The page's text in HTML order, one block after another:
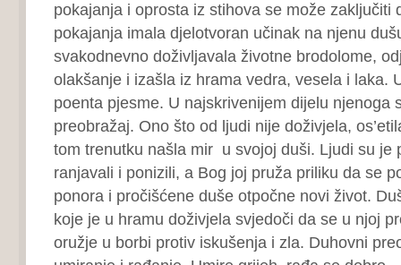
pokajanja i oprosta iz stihova se može zaključiti
pokajanja imala djelotvoran učinak na njenu
svakodnevno doživljavala životne brodolome,
olakšanje i izašla iz hrama vedra, vesela i laka.
poenta pjesme. U najskrivenijem dijelu njenoga
preobražaj. Ono što od ljudi nije doživjela,
tom trenutku našla mir u svojoj duši. Ljudi su je
ranjavali i ponizili, a Bog joj pruža priliku da se
ponora i pročišćene duše otpočne novi život.
koje je u hramu doživjela svjedoči da se u njoj
oružje u borbi protiv iskušenja i zla. Duhovni